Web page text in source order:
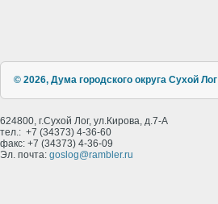
© 2026, Дума городского округа Сухой Лог
624800, г.Сухой Лог, ул.Кирова, д.7-А
тел.: +7 (34373) 4-36-60
факс: +7 (34373) 4-36-09
Эл. почта: goslog@rambler.ru